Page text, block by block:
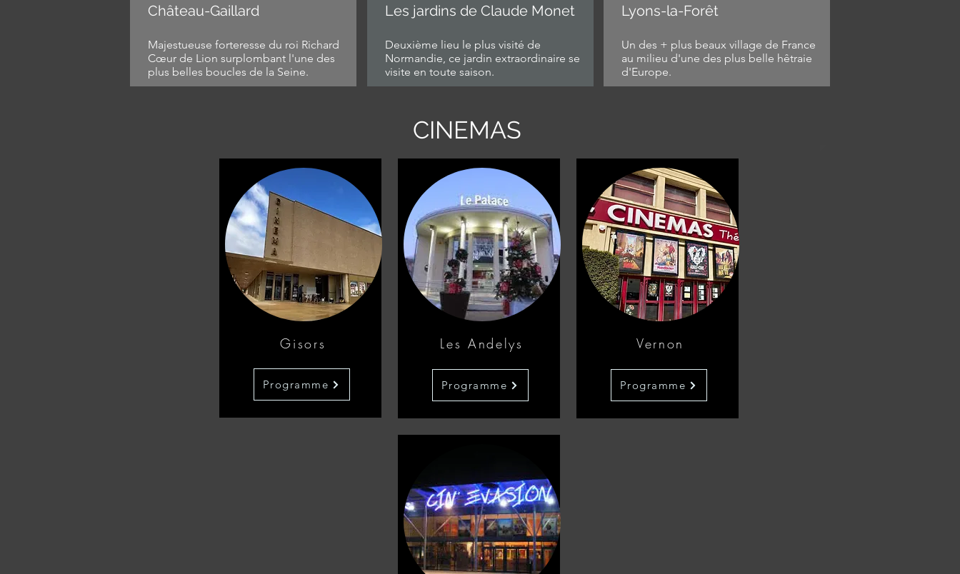
Château-Gaillard
Majestueuse forteresse du roi Richard
Cœur de Lion surplombant l'une des
plus belles boucles de la Seine.
Les jardins de Claude Monet
Deuxième lieu le plus visité de
Normandie, ce jardin extraordinaire se
visite en toute saison.
Lyons-la-Forêt
Un des + plus beaux village de France
au milieu d'une des plus belle hêtraie
d'Europe.
CINEMAS
Gisors
Programme
Les Andelys
Programme
Vernon
Programme